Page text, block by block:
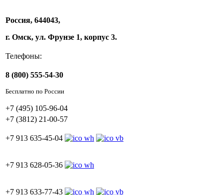
Россия, 644043,
г. Омск, ул. Фрунзе 1, корпус 3.
Телефоны:
8 (800) 555-54-30
Бесплатно по России
+7 (495) 105-96-04
+7 (3812) 21-00-57
+7 913 635-45-04
+7 913 628-05-36
+7 913 633-77-43